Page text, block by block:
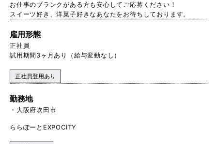
お仕事のブランクがある方も安心してご応募ください！
スイーツ好き、洋菓子好きなあなたをお待ちしております。
雇用形態
正社員
試用期間3ヶ月あり（給与変動なし）
正社員登用あり
勤務地
大阪府吹田市
ららぽーとEXPOCITY